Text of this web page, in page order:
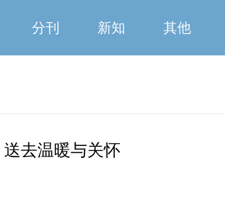
分刊 新知 其他
去温暖与关怀